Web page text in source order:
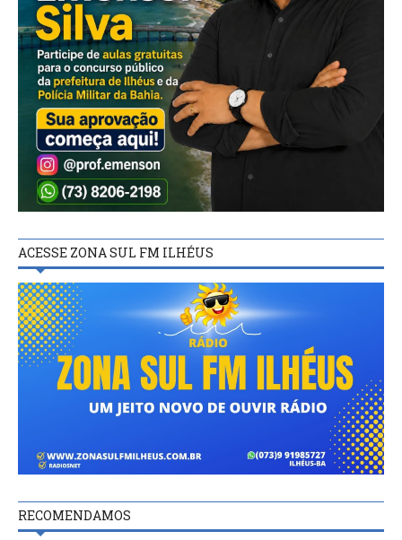
ACESSE ZONA SUL FM ILHÉUS
RECOMENDAMOS